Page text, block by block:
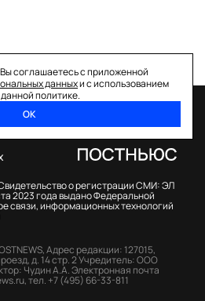
соглашаетесь с приложенной
данныхи с использованием
политике.
ОК
о регистрации СМИ: ЭЛ
2023 года выдано Федеральной
связи, информационных технологий
Адрес редакции: 127015,
д. 14 стр. 2Учредитель: ООО
Чудин А.А.Электронная почта
,тел. +7 (495) 66-33-811